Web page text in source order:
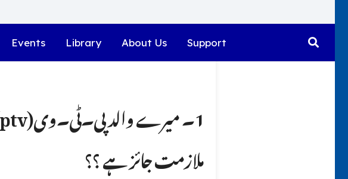
Events Library About Us Support
ملازمت جائز ہے ؟؟